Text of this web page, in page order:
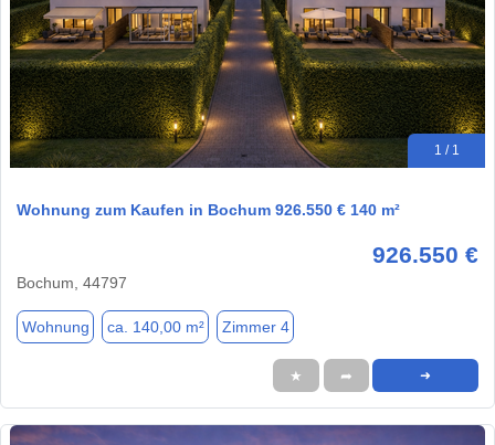
1 / 1
Wohnung zum Kaufen in Bochum 926.550 € 140 m²
926.550 €
Bochum, 44797
Wohnung ca. 140,00 m² Zimmer 4
★ ➦ ➜